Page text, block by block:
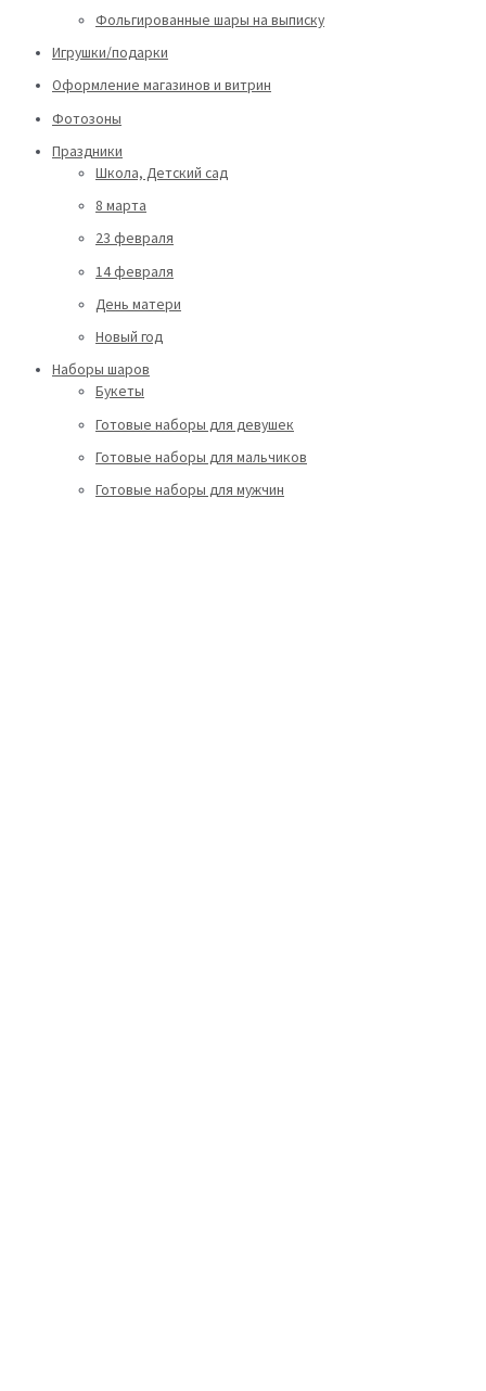
Фольгированные шары на выписку
Игрушки/подарки
Оформление магазинов и витрин
Фотозоны
Праздники
Школа, Детский сад
8 марта
23 февраля
14 февраля
День матери
Новый год
Наборы шаров
Букеты
Готовые наборы для девушек
Готовые наборы для мальчиков
Готовые наборы для мужчин